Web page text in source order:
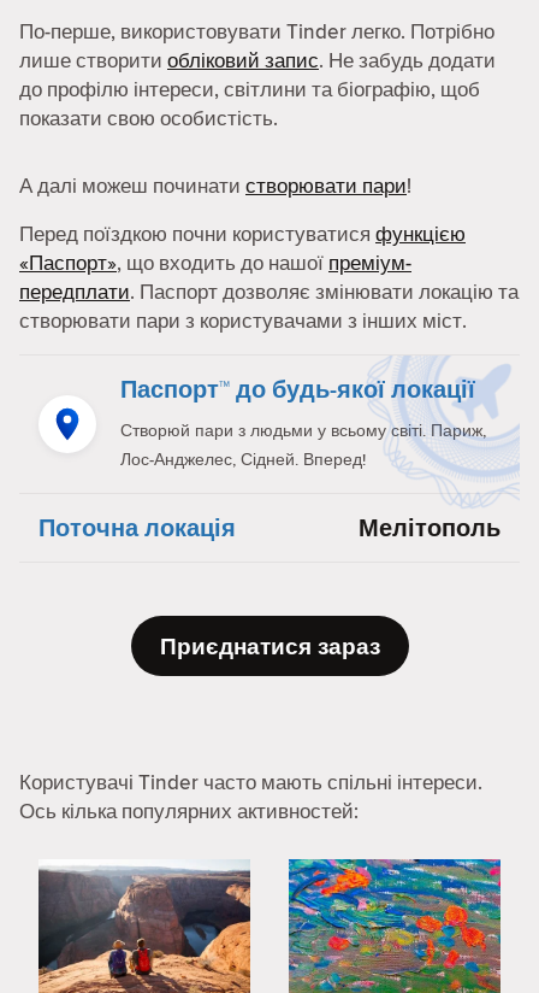
По-перше, використовувати Tinder легко. Потрібно
лише створити обліковий запис. Не забудь додати
до профілю інтереси, світлини та біографію, щоб
показати свою особистість.
А далі можеш починати створювати пари!
Перед поїздкою почни користуватися функцією
«Паспорт», що входить до нашої преміум-
передплати. Паспорт дозволяє змінювати локацію та
створювати пари з користувачами з інших міст.
Паспорт™ до будь-якої локації
Створюй пари з людьми у всьому світі. Париж,
Лос-Анджелес, Сідней. Вперед!
Поточна локація Мелітополь
Приєднатися зараз
Користувачі Tinder часто мають спільні інтереси.
Ось кілька популярних активностей: